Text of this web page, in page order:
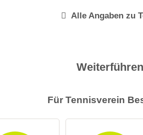
Alle Angaben zu
Für Tennisverein